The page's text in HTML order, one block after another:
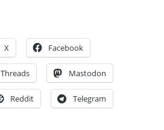
X Facebook
Threads Mastodon
Reddit Telegram